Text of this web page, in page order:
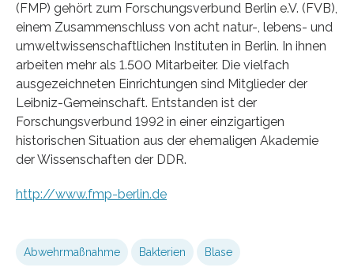
(FMP) gehört zum Forschungsverbund Berlin e.V. (FVB),
einem Zusammenschluss von acht natur-, lebens- und
umweltwissenschaftlichen Instituten in Berlin. In ihnen
arbeiten mehr als 1.500 Mitarbeiter. Die vielfach
ausgezeichneten Einrichtungen sind Mitglieder der
Leibniz-Gemeinschaft. Entstanden ist der
Forschungsverbund 1992 in einer einzigartigen
historischen Situation aus der ehemaligen Akademie
der Wissenschaften der DDR.
http://www.fmp-berlin.de
Abwehrmaßnahme Bakterien Blase